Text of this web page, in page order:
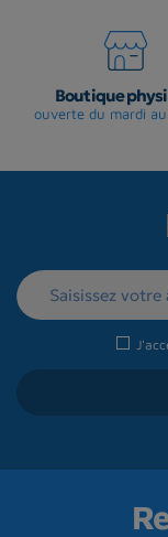
Boutique
ouverte du mardi au